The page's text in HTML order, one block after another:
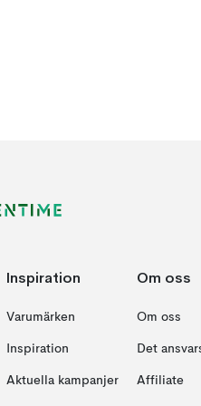
Inspiration
Varumärken
Inspiration
Aktuella kampanjer
Om oss
Om oss
Det
Affiliate